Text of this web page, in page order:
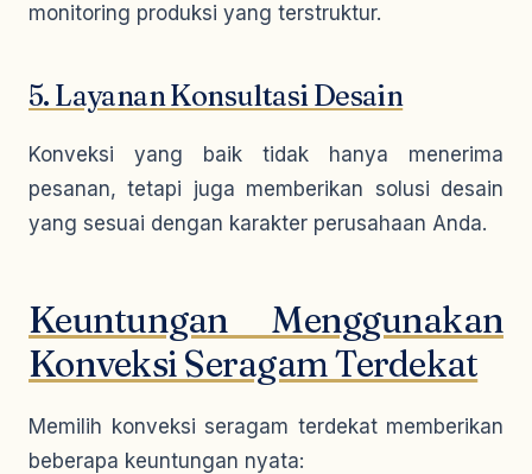
monitoring produksi yang terstruktur.
5. Layanan Konsultasi Desain
Konveksi yang baik tidak hanya menerima
pesanan, tetapi juga memberikan solusi desain
yang sesuai dengan karakter perusahaan Anda.
Keuntungan Menggunakan
Konveksi Seragam Terdekat
Memilih konveksi seragam terdekat memberikan
beberapa keuntungan nyata: